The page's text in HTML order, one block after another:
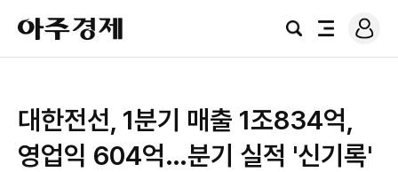
아
주
경
검
전
로
그
대한전선, 1분기 매출 1조834억,
영업익 604억…분기 실적 '신기록'